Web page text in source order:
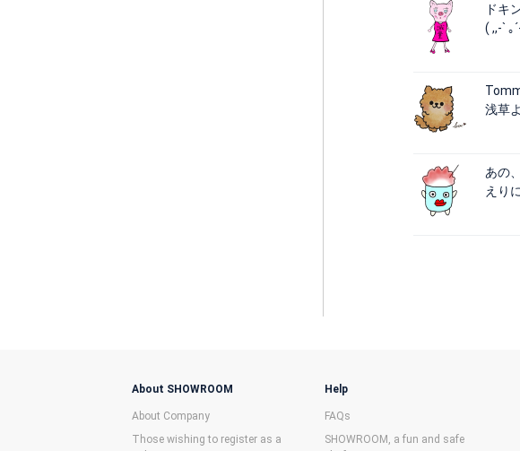
ドキ
( ,,-`
浅草
あの
えり
About SHOWROOM
About Company
Those wishing to register as a
Help
FAQs
SHOWROOM, a fun and safe